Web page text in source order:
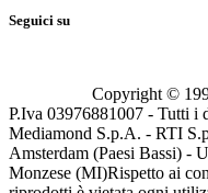
Seguici su
Copyright ©
P.Iva 03976881007 - Tutti i
Mediamond S.p.A. - RTI
Amsterdam (Paesi Bassi) -
Monzese (MI)Rispetto ai